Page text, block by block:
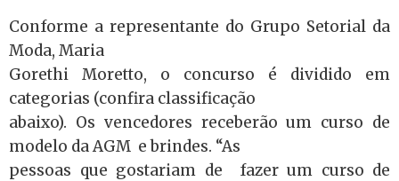
Conforme a representante do Grupo Setorial da
Moda, Maria
Gorethi Moretto, o concurso é dividido em
categorias (confira classificação
abaixo). Os vencedores receberão um curso de
modelo da AGM e brindes. “As
pessoas que gostariam de fazer um curso de